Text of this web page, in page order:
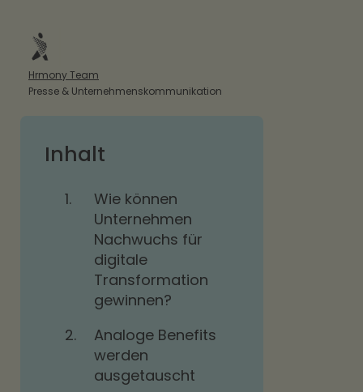
Hrmony Team
Presse & Unternehmenskommunikation
Inhalt
1.
Wie können
Unternehmen
Nachwuchs für
digitale
Transformation
gewinnen?
2.
Analoge Benefits
werden
ausgetauscht